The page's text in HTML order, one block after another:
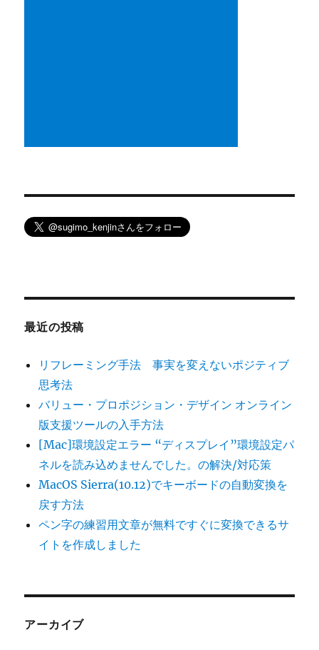
最近の投稿
リフレーミング手法 事実を変えないポジティブ
思考法
バリュー・プロポジション・デザイン オンライン
版支援ツールの入手方法
[Mac]環境設定エラー “ディスプレイ”環境設定パ
ネルを読み込めませんでした。の解決/対応策
MacOS Sierra(10.12)でキーボードの自動変換を
戻す方法
ペン字の練習用文章が無料ですぐに変換できるサ
イトを作成しました
アーカイブ